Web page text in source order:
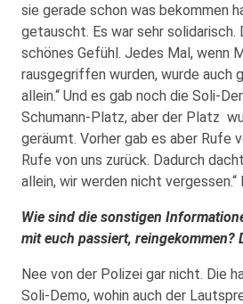
sie gerade schon was bekommen
getauscht. Es war sehr solidarisch.
schönes Gefühl. Jedes Mal, wenn
rausgegriffen wurden, wurde auch
allein.“ Und es gab noch die Soli-
Schumann-Platz, aber der Platz
geräumt. Vorher gab es aber Rufe
Rufe von uns zurück. Dadurch
allein, wir werden nicht vergessen.“
Wie sind die sonstigen
mit euch passiert, reingekommen?
Nee von der Polizei gar nicht. Die
Soli-Demo, wohin auch der